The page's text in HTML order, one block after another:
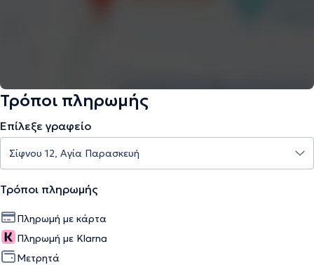
Τρόποι πληρωμής
Επίλεξε γραφείο
Τρόποι πληρωμής
Πληρωμή με κάρτα
Πληρωμή με Klarna
Μετρητά